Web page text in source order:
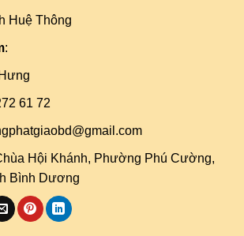
Huệ Thông
:
61 72
Hội Khánh, Phường Phú Cường,
Bình Dương